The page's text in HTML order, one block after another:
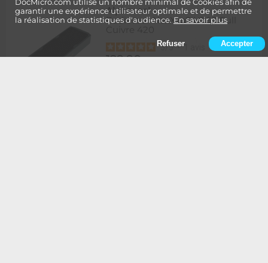
DocMicro.com utilise un nombre minimal de Cookies afin de
garantir une expérience utilisateur optimale et de permettre
la réalisation de statistiques d'audience. En savoir plus
Refuser Accepter
Alphacool-
Radiateur NexXxoS UT60 Full
5/5-
129,90